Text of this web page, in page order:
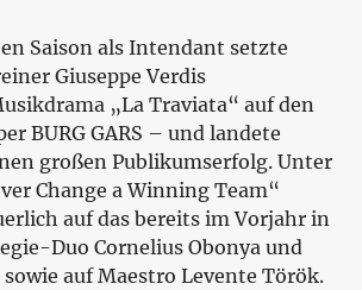
Saison als Intendant setzte
Giuseppe Verdis
„La Traviata“ auf den
BURG GARS – und landete
großen Publikumserfolg. Unter
Change a Winning Team“
auf das bereits im Vorjahr in
Duo Cornelius Obonya und
auf Maestro Levente Török.